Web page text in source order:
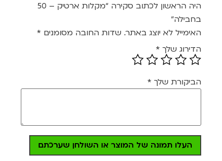
היה הראשון לכתוב סקירה “מקלות ארטיק – 50
בחבילה”
האימייל לא יוצג באתר. שדות החובה מסומנים *
הדירוג שלך *
הביקורת שלך *
העלו תמונה של המוצר או השולחן שערכתם